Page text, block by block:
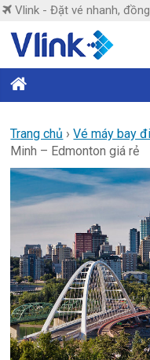
Skip
content
Vlink - Đặt vé nhanh,
Vlink
nhanh,
đồng
hành
tận
tâm
Trang chủ ›Vé máy bay
Minh – Edmonton giá rẻ